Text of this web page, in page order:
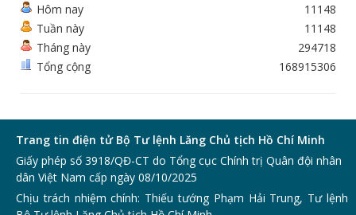
Hôm nay
Tuần này
Tháng này
Tổng cộng
11148
11148
294718
168915306
Trang tin điện tử Bộ Tư lệnh Lăng Chủ tịch Hồ Chí Minh
Giấy phép số 3918/QĐ-CT do Tổng cục Chính trị Quân đội nhân
dân Việt Nam cấp ngày 08/10/2025
Chịu trách nhiệm chính: Thiếu tướng Phạm Hải Trung, Tư lệnh